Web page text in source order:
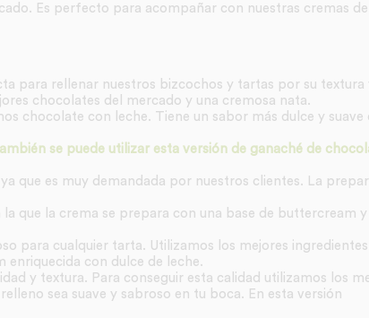
Es perfecto para acompañar con nuestras cremas de
para rellenar nuestros bizcochos y tartas por su textura
chocolates del mercado y una cremosa nata.
chocolate con leche. Tiene un sabor más dulce y suave
se puede utilizar esta versión de ganaché de
que es muy demandada por nuestros clientes. La
que la crema se prepara con una base de buttercream y
para cualquier tarta. Utilizamos los mejores
enriquecida con dulce de leche.
y textura. Para conseguir esta calidad utilizamos los
sea suave y sabroso en tu boca. En esta versión